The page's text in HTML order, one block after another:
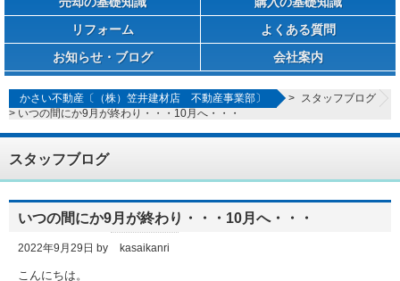
リフォーム
よくある質問
お知らせ・ブログ
会社案内
かさい不動産〔（株）笠井建材店 不動産事業部〕 > スタッフブログ
> いつの間にか9月が終わり・・・10月へ・・・
スタッフブログ
いつの間にか9月が終わり・・・10月へ・・・
2022年9月29日 by kasaikanri
こんにちは。